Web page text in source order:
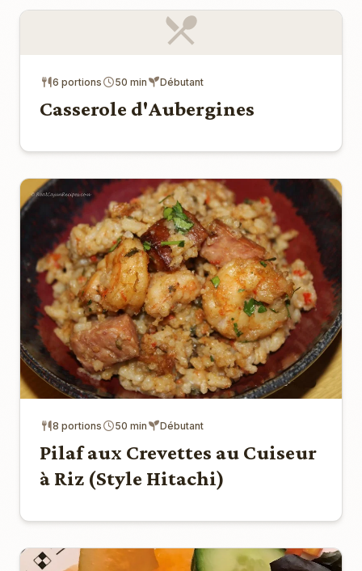
6 portions 50 min Débutant
Casserole d'Aubergines
8 portions 50 min Débutant
Pilaf aux Crevettes au Cuiseur
à Riz (Style Hitachi)